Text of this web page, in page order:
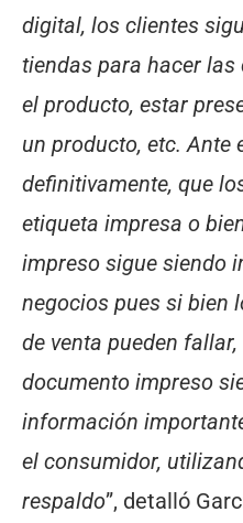
digital, los clientes
tiendas para hacer
el producto, estar
un producto, etc. Ante
definitivamente, que
etiqueta impresa o
impreso sigue siendo
negocios pues si bien
de venta pueden
documento impreso
información
el consumidor,
respaldo”, detalló